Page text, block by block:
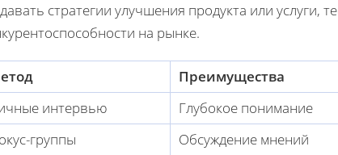
стратегии улучшения продукта или
на рынке.
Преимущества
интервью
Глубокое понимание
группы
Обсуждение мнений